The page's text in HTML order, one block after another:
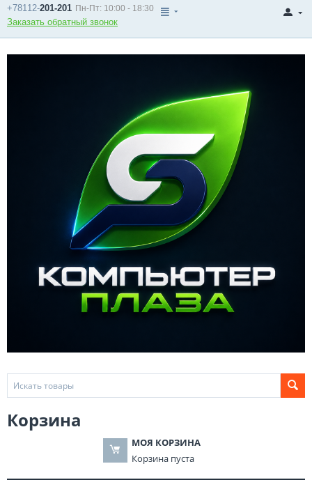
+78112-201-201 Пн-Пт: 10:00 - 18:30
Заказать обратный звонок
Корзина
МОЯ КОРЗИНА
Корзина пуста